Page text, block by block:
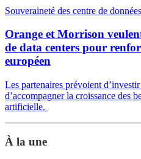
Souveraineté des centre de données
Orange et Morrison
de data centers pour
européen
Les partenaires prévoient
d’accompagner la croissance des
artificielle.
À la une